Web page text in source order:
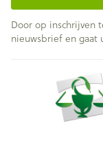
Door op inschrijven
nieuwsbrief en gaat